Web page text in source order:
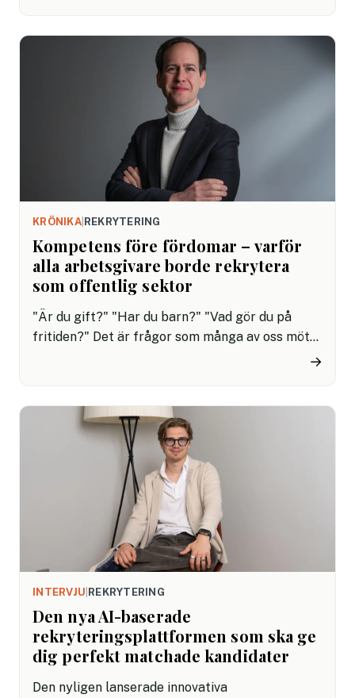
KRÖNIKA| REKRYTERING
Kompetens före fördomar – varför
alla arbetsgivare borde rekrytera
som offentlig sektor
"Är du gift?" "Har du barn?" "Vad gör du på
fritiden?" Det är frågor som många av oss mött
→
INTERVJU REKRYTERING
Den nya AI-baserade
rekryteringsplattformen som ska ge
dig perfekt matchade kandidater
Den nyligen lanserade innovativa